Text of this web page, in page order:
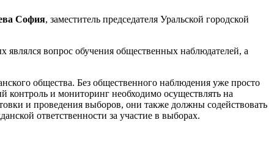
София, заместитель председателя Уральской городской
вопрос обучения общественных наблюдателей, а
общества. Без общественного наблюдения уже просто
контроль и мониторинг необходимо осуществлять на
и проведения выборов, они также должны содействовать
ответственности за участие в выборах.